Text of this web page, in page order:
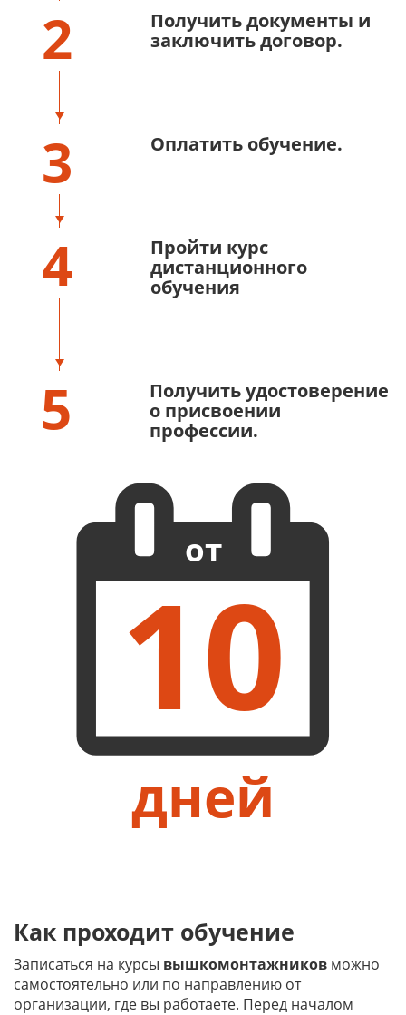
2
Получить документы и
заключить договор.
3 Оплатить обучение.
4
Пройти курс
дистанционного
обучения
5
Получить удостоверение
о присвоении
профессии.
от
10
дней
Как проходит обучение
Записаться на курсы вышкомонтажников можно
самостоятельно или по направлению от
организации, где вы работаете. Перед началом